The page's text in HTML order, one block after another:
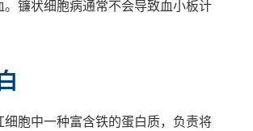
。镰状细胞病通常不会导致血小板计
细胞中一种富含铁的蛋白质，负责将